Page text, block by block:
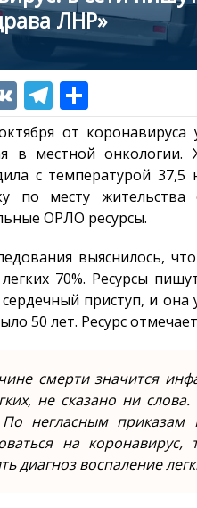
ЛНР»
от коронавируса
в местной онкологии.
с температурой
по месту
ОРЛО ресурсы.
выяснилось,
70%. Ресурсы
приступ, и
50 лет. Ресурс
смерти значится
не сказано ни
По негласным
на
диагноз воспаление